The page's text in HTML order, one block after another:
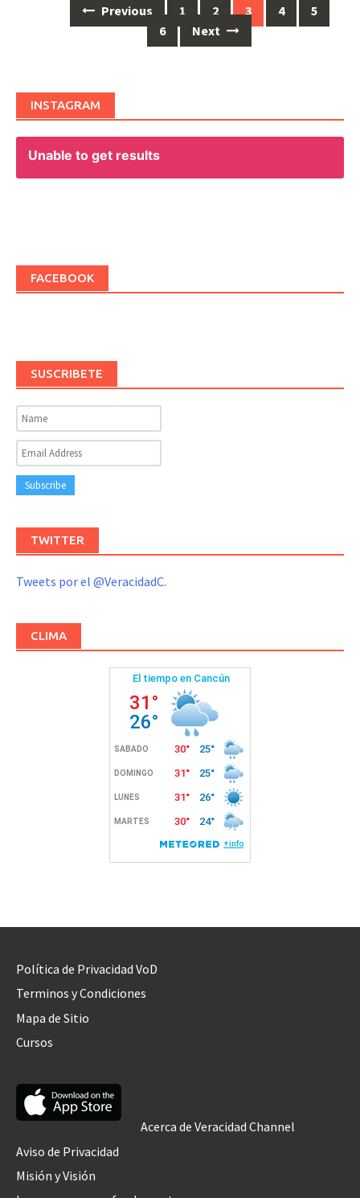
Previous 1 2 3 4
5
6
Next
INSTAGRAM
Unable to get results
FACEBOOK
SUSCRIBETE
TWITTER
Tweets por el @VeracidadC.
CLIMA
Política de Privacidad VoD
Terminos y Condiciones
Mapa de Sitio
Cursos
Acerca de Veracidad Channel
Aviso de Privacidad
Misión y Visión